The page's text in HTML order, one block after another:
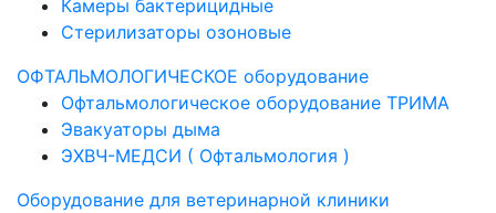
Камеры бактерицидные
Стерилизаторы озоновые
ОФТАЛЬМОЛОГИЧЕСКОЕ оборудование
Офтальмологическое оборудование ТРИМА
Эвакуаторы дыма
ЭХВЧ-МЕДСИ ( Офтальмология )
Оборудование для ветеринарной клиники